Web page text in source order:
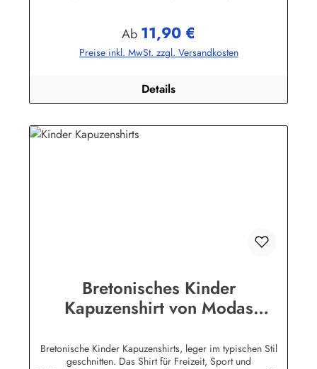
GmbHHeglitzer Str. 1226409 Wittmundinfo@modas-
bekleidung.de
Regulärer Preis:
Ab 11,90 €
Preise inkl. MwSt. zzgl. Versandkosten
Details
Bretonisches Kinder
Kapuzenshirt von Modas
Bretonische Kinder Kapuzenshirts, leger im typischen Stil
geschnitten. Das Shirt für Freizeit, Sport und